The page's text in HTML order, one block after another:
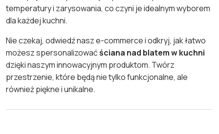
temperatury i zarysowania, co czyni je idealnym wyborem
dla każdej kuchni.
Nie czekaj, odwiedź nasz e-commerce i odkryj, jak łatwo
możesz spersonalizowaćściana nad blatem w kuchni
dzięki naszym innowacyjnym produktom. Twórz
przestrzenie, które będą nie tylko funkcjonalne, ale
również piękne i unikalne.